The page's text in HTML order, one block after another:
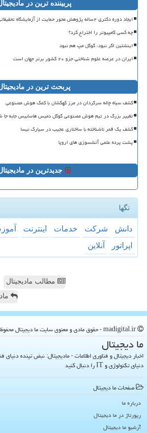
پربیننده ترین در
ایجاد دوره دکتری ۲ساله پژوهش محور حمایت از آزمایشگاه تحقیقاتی اساتید
چه کسی کامپیوتر را اختراع کرد؟
اینشتین اگر نبود، گوگل مپ هم نبود
ایران در عرصه علوم شناختی جزو ۲۰ کشور برتر جهان است
پربحث ترین در
کشف سیاه چاله سرگردان در مرز کهکشان با کمک هوش مصنوعی
تغییر بزرگ در تیم هوش مصنوعی گوگل دمیس هاسابیس جابه جا
کشف یک قمر ناشناخته با ساختاری عجیب در سیارک نیسا
پشت پرده علمی آتشسوزی های اروپا
جدیدترین در
تگها
دانش شركت خدمات اینترنت
اپراتور
آنلاین
مطالب مادیجیتال
ما دیجیتال
اخبار دیجیتال و فناوری اطلاعات - مادیجیتال: نبض تپنده
دنیای تکنولوژی و IT را دنبال کنید
صفحات ما دیجیتال
درباره ما
رپورتاژ در ما دیجیتال
آرشیو ما دیجیتال